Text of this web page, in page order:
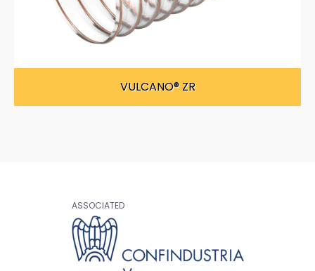
VULCANO® ZR
ASSOCIATED